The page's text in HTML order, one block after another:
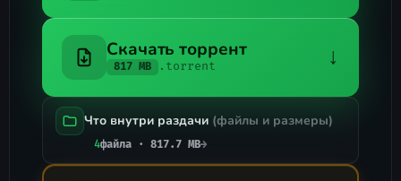
Скачать торрент
817 MB .torrent ↓
Что внутри раздачи (файлы и размеры)
4файла · 817.7 MB→